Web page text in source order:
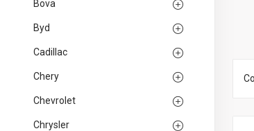
Bova
Byd
Cadillac
Chery
Chevrolet
Chrysler